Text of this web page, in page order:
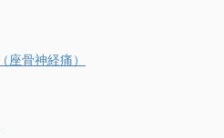
骨神経痛）